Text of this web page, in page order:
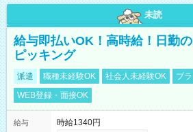
未読
給与即払いOK！高時給！日勤
ピッキング
派遣 職種未経験OK 社会人未経験OK
ブ
WEB登録・面接OK
給与
時給1340円